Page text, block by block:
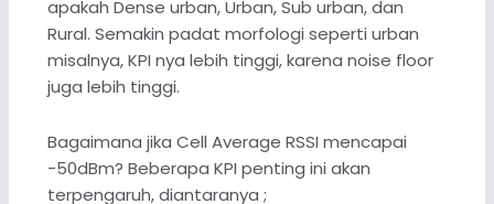
apakah Dense urban, Urban, Sub urban, dan
Rural. Semakin padat morfologi seperti urban
misalnya, KPI nya lebih tinggi, karena noise floor
juga lebih tinggi.
Bagaimana jika Cell Average RSSI mencapai
-50dBm? Beberapa KPI penting ini akan
terpengaruh, diantaranya ;